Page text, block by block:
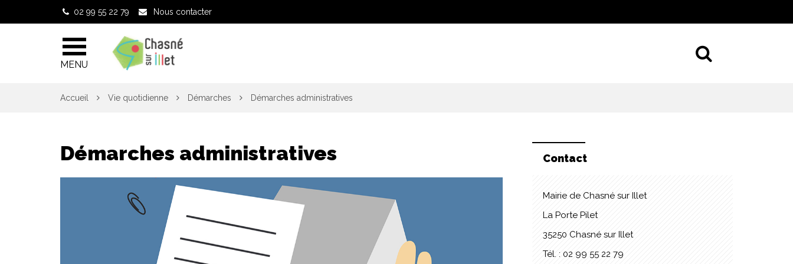
02 99 55 22 79 Nous contacter
MENU
Accueil Vie quotidienne Démarches Démarches administratives
Démarches administratives Contact
Mairie de Chasné sur Illet
La Porte Pilet
35250 Chasné sur Illet
Tél. : 02 99 55 22 79